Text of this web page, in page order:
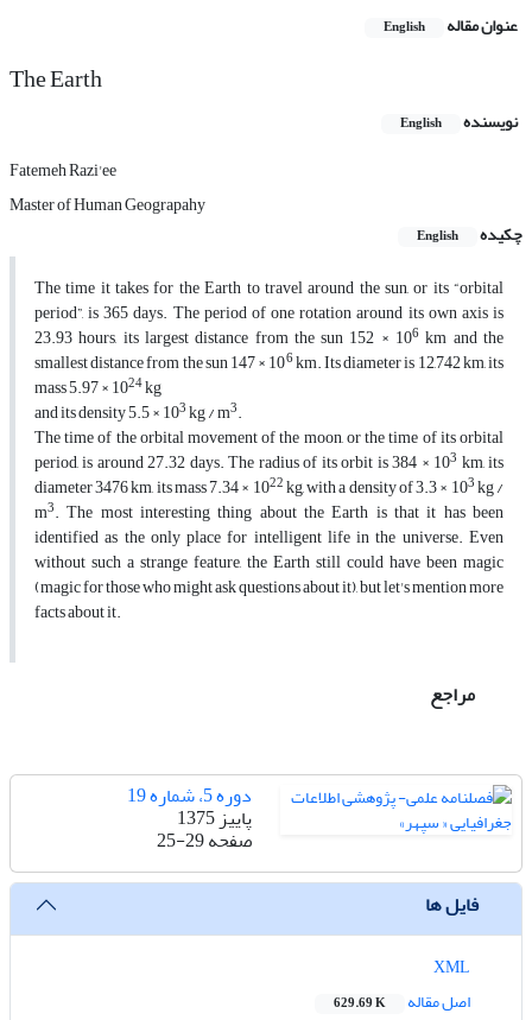
عنوان مقاله English
The Earth
نویسنده English
Fatemeh Razi'ee
Master of Human Geograpahy
چکیده
English
The time it takes for the Earth to travel around the sun, or its “orbital
period”, is 365 days. The period of one rotation around its own axis is
23.93 hours, its largest distance from the sun 152 × 106 km and the
smallest distance from the sun 147 × 106km. Its diameter is 12,742 km, its
mass 5.97 × 1024kg
and its density 5.5 × 103kg / m3.
The time of the orbital movement of the moon, or the time of its orbital
period, is around 27.32 days. The radius of its orbit is 384 × 103 km, its
diameter 3476 km, its mass 7.34 × 1022kg, with a density of 3.3 × 103kg /
m3. The most interesting thing about the Earth is that it has been
identified as the only place for intelligent life in the universe. Even
without such a strange feature, the Earth still could have been magic
(magic for those who might ask questions about it), but let's mention more
facts about it.
مراجع
دوره 5، شماره 19
پاییز 1375
صفحه25-29
فایل ها
اصل مقاله
629.69 K